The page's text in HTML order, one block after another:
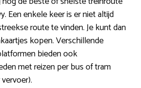
Een enkele keer is er niet altijd
route te vinden. Je kunt dan
kopen. Verschillende
bieden ook
met reizen per bus of tram